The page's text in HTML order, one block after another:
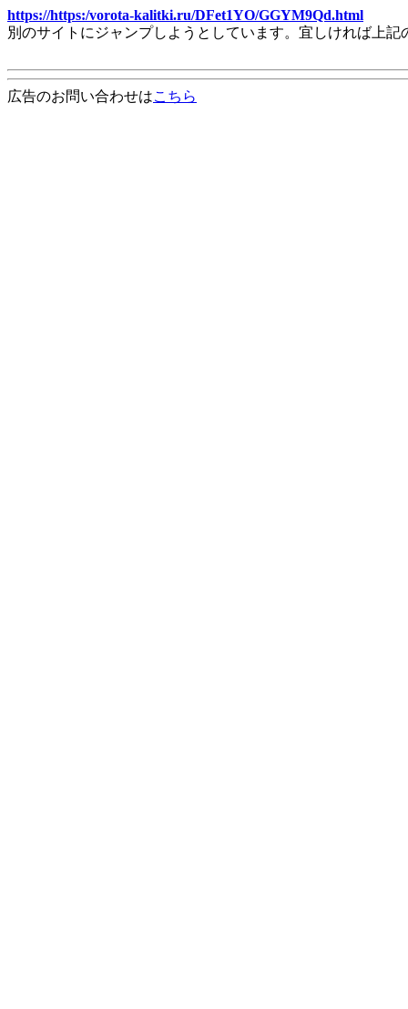
https://https:/vorota-kalitki.ru/DFet1YO/GGYM9Qd.html
別のサイトにジャンプしようとしています。宜しければ上
広告のお問い合わせはこちら